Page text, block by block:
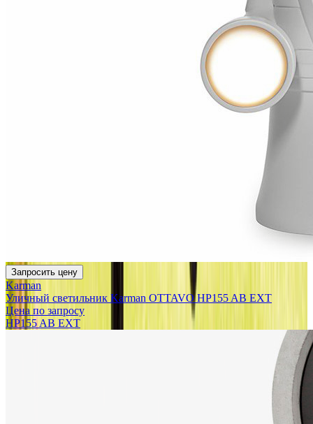
Запросить цену
Karman
Уличный светильник Karman OTTAVO HP155 AB EXT
Цена по запросу
HP155 AB EXT